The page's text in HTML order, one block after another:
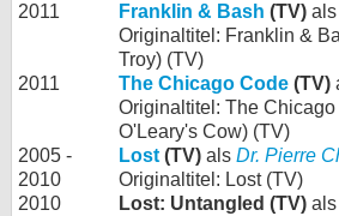
2011
Franklin & Bash (TV) als
Originaltitel: Franklin &
Troy) (TV)
2011
The Chicago Code (TV)
Originaltitel: The
O'Leary's Cow) (TV)
2005 -
2010
Lost (TV) als Dr. Pierre
Originaltitel: Lost (TV)
2010
Lost: Untangled (TV) als